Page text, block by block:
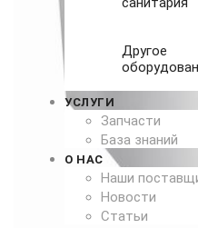
Другое
УСЛУГИ
Запчасти
База знаний
О НАС
Наши
Новости
Статьи